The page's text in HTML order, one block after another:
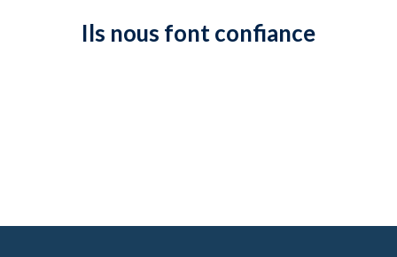
Ils nous font confiance